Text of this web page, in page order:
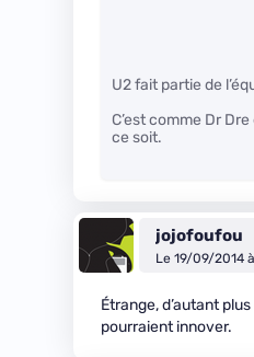
U2 fait partie de
C’est comme Dr
ce soit.
jojofoufou
Le 19/09/2014
Étrange, d’autant plus
pourraient innover.